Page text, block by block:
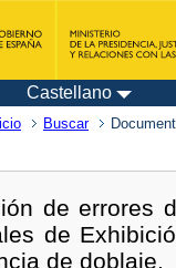
Castellano
Buscar
de errores
de
de doblaje.